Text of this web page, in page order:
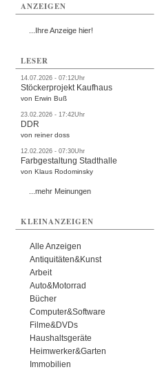
ANZEIGEN
...Ihre Anzeige hier!
LESER
14.07.2026 - 07:12Uhr
Stöckerprojekt Kaufhaus
von Erwin Buß
23.02.2026 - 17:42Uhr
DDR
von reiner doss
12.02.2026 - 07:30Uhr
Farbgestaltung Stadthalle
von Klaus Rodominsky
...mehr Meinungen
KLEINANZEIGEN
Alle Anzeigen
Antiquitäten&Kunst
Arbeit
Auto&Motorrad
Bücher
Computer&Software
Filme&DVDs
Haushaltsgeräte
Heimwerker&Garten
Immobilien